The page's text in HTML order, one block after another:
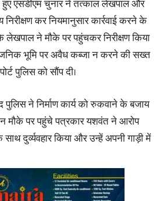
एसडीएम चुनार ने तत्काल लेखपाल और
कर नियमानुसार कार्रवाई करने के
लेखपाल ने मौके पर पहुंचकर निरीक्षण किया
भूमि पर अवैध कब्जा न करने की सख्त
पुलिस को सौंप दी।
ने निर्माण कार्य को रुकवाने के बजाय
मौके पर पहुंचे पत्रकार यशवंत ने आरोप
दुर्व्यवहार किया और उन्हें अपनी गाड़ी में